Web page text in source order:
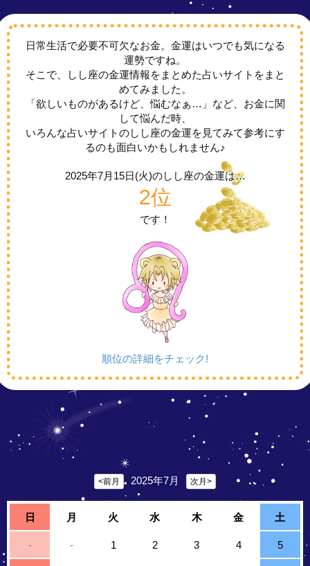
日常生活で必要不可欠なお金。金運はいつでも気になる
運勢ですね。
そこで、しし座の金運情報をまとめた占いサイトをまと
めてみました。
「欲しいものがあるけど、悩むなぁ…」など、お金に関
して悩んだ時、
いろんな占いサイトのしし座の金運を見てみて参考にす
るのも面白いかもしれません♪
2025年7月15日(火)のしし座の金運は…
2位
です！
順位の詳細をチェック!
<前月 2025年7月 次月>
日 月 火 水 木 金 土
- - 1 2 3 4 5